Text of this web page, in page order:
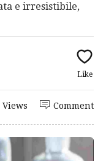
e irresistibile,
Like
Comment
Views